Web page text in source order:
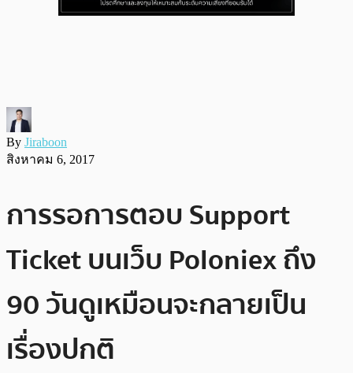
By Jiraboon
สิงหาคม 6, 2017
การรอการตอบ Support
Ticket บนเว็บ Poloniex ถึง
90 วันดูเหมือนจะกลายเป็น
เรื่องปกติ